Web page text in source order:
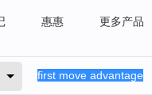
惠惠 更多产品